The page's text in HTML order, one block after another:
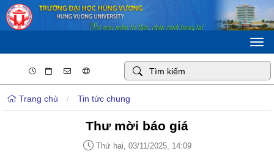
Trang chủ / Tin tức chung
Thư mời báo giá
Thứ hai, 03/11/2025, 14:09